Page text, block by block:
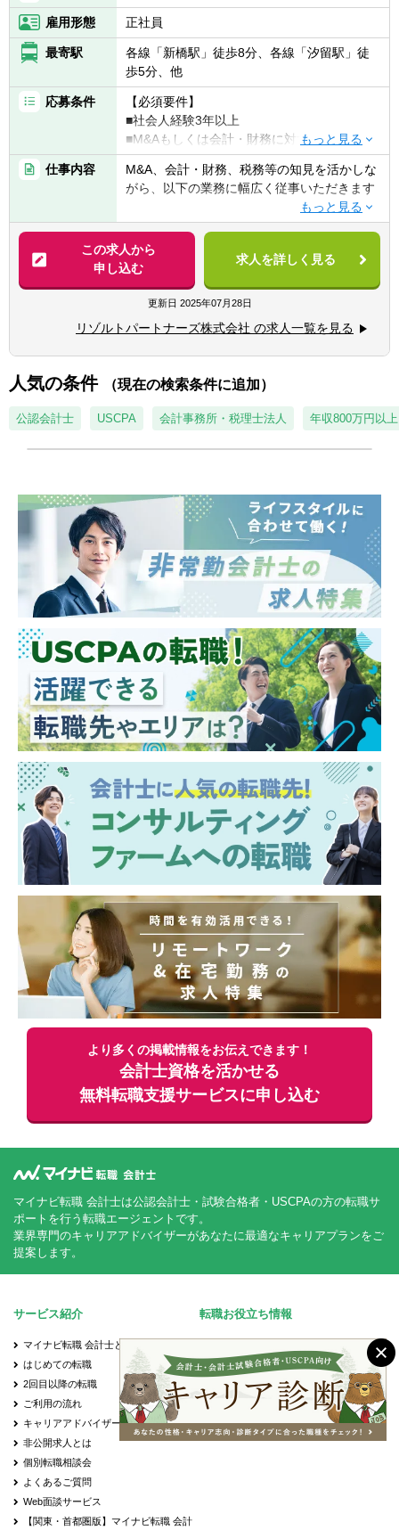
■投資対象は主に売上数億円～数十億円の中
堅・中小企業となります
【ポジションの魅力】
独立も将来的に実現可能となりうる成長環
境！！
業務の幅広さや案件サポート体制は業界トッ
プクラス
手を挙げれば投資業務やマネジメントキャリ
アにも挑戦できるなど、アドバイザーの域を
超えた更なるキャリアアップも可能◎
■業界トップクラスの業務の幅広さ
- メンバーの希望やキャリアに合わせて、
M&AからIPO支援・経理支援に至るまで幅広
い業務に関与可能
- 関与できる業務の幅広さはトップクラスで
あると自負
- 各領域で実務経験豊富なメンバーによる案
- 経験豊富なメンバーがフォローする体制に
プ・自己研鑽機会も豊富
■投資業務やマネジメントキャリアへのチャ
レンジ
- 手を上げれば投資業務へもチャレンジ可能
- 投資先の取締役就任を通じて、経営に関与
■スタートアップならではの裁量の大きさ
- 個人の裁量が大きい環境での業務が可能
- 立場や役職関係なく意見交換ができ、か
つ、それが実行されやすい風通しのよい職場
■成果に見合った報酬体系
- 成果が報酬に反映される透明性の高い報酬
制度（詳細は面談時に説明）
雇用形態 正社員
最寄駅
各線「新橋駅」徒歩8分、各線「汐留駅」徒
歩5分、他
応募条件
【必須要件】
■社会人経験3年以上
■M&Aもしくは会計・財務に対する興味・関
心
【歓迎要件】
■コンサルティングファーム/FASでの実務経
験2年以上
■監査法人、事業会社での経理・財務
※コンサル未経験であっても、将来的な独立
を見据えて業務経験を幅広く積みたい方も歓
迎）
■会計や財務領域でキャリアを積みたい方
動的に行動できる方
心
仕事内容
M&A、会計・財務、税務等の知見を活かしな
がら、以下の業務に幅広く従事いただきます
■M&Aアドバイザリー
- ファイナンシャルアドバイザリー
- デューデリジェンス（財務・税務DD、ビジ
- バリュエーション（株式価値算定、投資採
算分析、PPA等）
- PMI（M&A後の統合計画策定支援、管理体
制構築支援等）
■IPO支援
- 上場準備関連書類作成支援
■税務業務
※興味があれば、グループ会社にて税務業務
に従事いただくことも可能
※ご希望に応じて、投資業務とアドバイザリ
ー業務の両方に従事いただくこともできます
【投資業務】
■投資案件のソーシング、提案資料の作成、
ビジネス・財務分析、バリュエーション、投
資採算分析、DD対応、契約交渉、投資先の経
営支援など、投資業務全般に一気通貫で幅広
く関与いただきます
■投資対象は主に売上数億円～数十億円の中
【ポジションの魅力】
独立も将来的に実現可能となりうる成長環
業務の幅広さや案件サポート体制は業界トッ
手を挙げれば投資業務やマネジメントキャリ
アにも挑戦できるなど、アドバイザーの域を
超えた更なるキャリアアップも可能◎
■業界トップクラスの業務の幅広さ
- メンバーの希望やキャリアに合わせて、
M&AからIPO支援・経理支援に至るまで幅広
い業務に関与可能
- 関与できる業務の幅広さはトップクラスで
あると自負
■経験豊富なメンバーによる充実したサポー
ト体制
- 各領域で実務経験豊富なメンバーによる案
より、初めての業務でも不安なくチャレンジ
可能
- 書籍購入支援や研修参加等、キャリアアッ
プ・自己研鑽機会も豊富
レンジ
- 投資先の取締役就任を通じて、経営に関与
■スタートアップならではの裁量の大きさ
- 個人の裁量が大きい環境での業務が可能
- 立場や役職関係なく意見交換ができ、か
つ、それが実行されやすい風通しのよい職場
■成果に見合った報酬体系
- 成果が報酬に反映される透明性の高い報酬
この求人から
申し込む
求人を詳しく見る
更新日 2025年07月28日
リゾルトパートナーズ株式会社 の求人一覧を見る
人気の条件 （現在の検索条件に追加）
公認会計士 USCPA 会計事務所・税理士法人 年収800万円以上
より多くの掲載情報をお伝えできます！
会計士資格を活かせる
無料転職支援サービスに申し込む
マイナビ転職 会計士は公認会計士・試験合格者・USCPAの方の転職サ
ポートを行う転職エージェントです。
業界専門のキャリアアドバイザーがあなたに最適なキャリアプランをご
提案します。
サービス紹介
マイナビ転職 会計士とは？
はじめての転職
2回目以降の転職
ご利用の流れ
キャリアアドバイザーのご紹介
非公開求人とは
個別転職相談会
よくあるご質問
Web面談サービス
【関東・首都圏版】マイナビ転職 会計
転職お役立ち情報
会計士の転職Q&A
転職お役立ち情報
会計士の転職先
年齢別の転職事情